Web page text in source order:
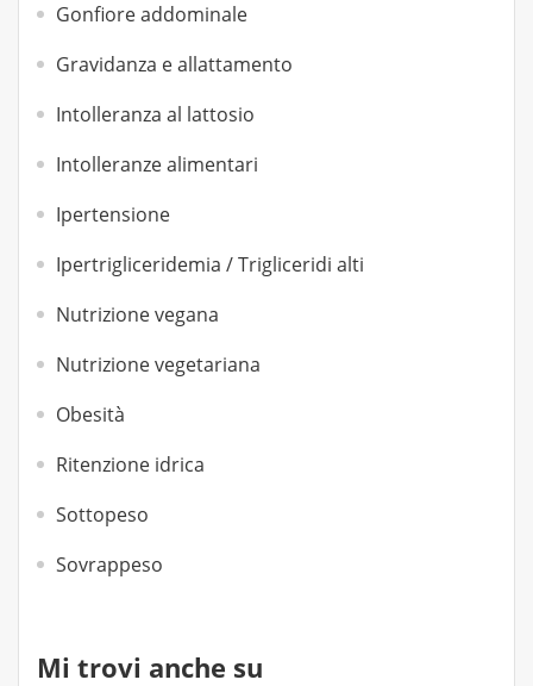
Gonfiore addominale
Gravidanza e allattamento
Intolleranza al lattosio
Intolleranze alimentari
Ipertensione
Ipertrigliceridemia / Trigliceridi alti
Nutrizione vegana
Nutrizione vegetariana
Obesità
Ritenzione idrica
Sottopeso
Sovrappeso
Mi trovi anche su